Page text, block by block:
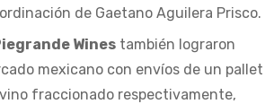
de Gaetano Aguilera Prisco.
Wines también lograron
mexicano con envíos de un pallet
fraccionado respectivamente,